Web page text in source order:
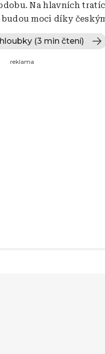
Na hlavních
moci díky
(3 min čtení)
reklama